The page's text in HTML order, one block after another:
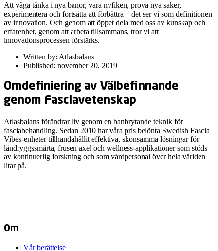
Att våga tänka i nya banor, vara nyfiken, prova nya saker,
experimentera och fortsätta att förbättra – det ser vi som definitionen
av innovation. Och genom att öppet dela med oss av kunskap och
erfarenhet, genom att arbeta tillsammans, tror vi att
innovationsprocessen förstärks.
Written by: Atlasbalans
Published: november 20, 2019
Omdefiniering av Välbefinnande
genom Fasciavetenskap
Atlasbalans förändrar liv genom en banbrytande teknik för
fasciabehandling. Sedan 2010 har våra pris­ belönta Swedish Fascia
Vibes-enheter tillhandahållit effektiva, skonsamma lösningar för
ländryggssmärta, frusen axel och wellness-applikationer som stöds
av kontinuerlig forskning och som vårdpersonal över hela världen
litar på.
Om
Vår berättelse